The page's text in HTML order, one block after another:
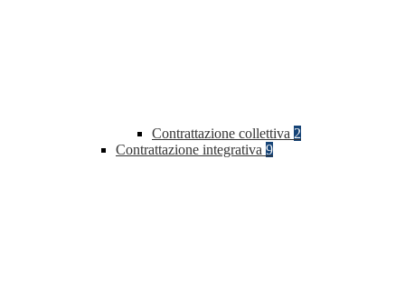
Contrattazione collettiva 2
Contrattazione integrativa 9